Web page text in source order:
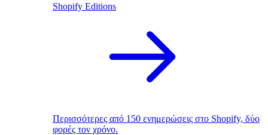
Shopify Editions
Περισσότερες από 150 ενημερώσεις στο Shopify, δύο
φορές τον χρόνο.